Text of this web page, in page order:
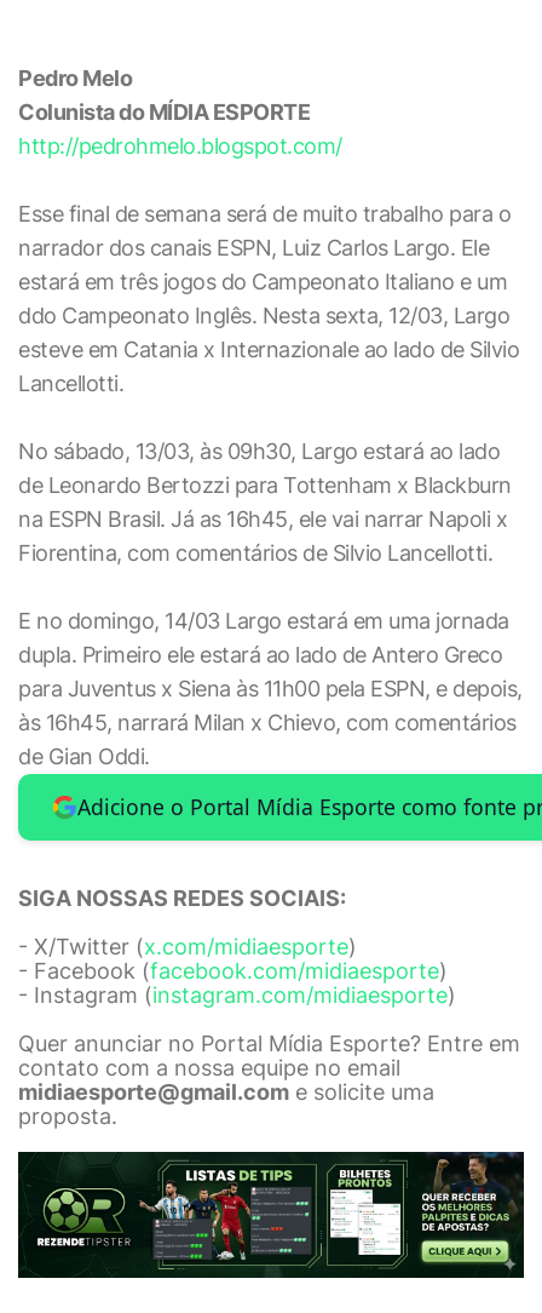
Pedro Melo
Colunista do MÍDIA ESPORTE
http://pedrohmelo.blogspot.com/
Esse final de semana será de muito trabalho para o
narrador dos canais ESPN, Luiz Carlos Largo. Ele
estará em três jogos do Campeonato Italiano e um
ddo Campeonato Inglês. Nesta sexta, 12/03, Largo
esteve em Catania x Internazionale ao lado de Silvio
Lancellotti.
No sábado, 13/03, às 09h30, Largo estará ao lado
de Leonardo Bertozzi para Tottenham x Blackburn
na ESPN Brasil. Já as 16h45, ele vai narrar Napoli x
Fiorentina, com comentários de Silvio Lancellotti.
E no domingo, 14/03 Largo estará em uma jornada
dupla. Primeiro ele estará ao lado de Antero Greco
para Juventus x Siena às 11h00 pela ESPN, e depois,
às 16h45, narrará Milan x Chievo, com comentários
de Gian Oddi.
Adicione o Portal Mídia Esporte como fonte
SIGA NOSSAS REDES SOCIAIS:
- X/Twitter (x.com/midiaesporte)
- Facebook (facebook.com/midiaesporte)
- Instagram (instagram.com/midiaesporte)
Quer anunciar no Portal Mídia Esporte? Entre em
contato com a nossa equipe no email
midiaesporte@gmail.com e solicite uma
proposta.